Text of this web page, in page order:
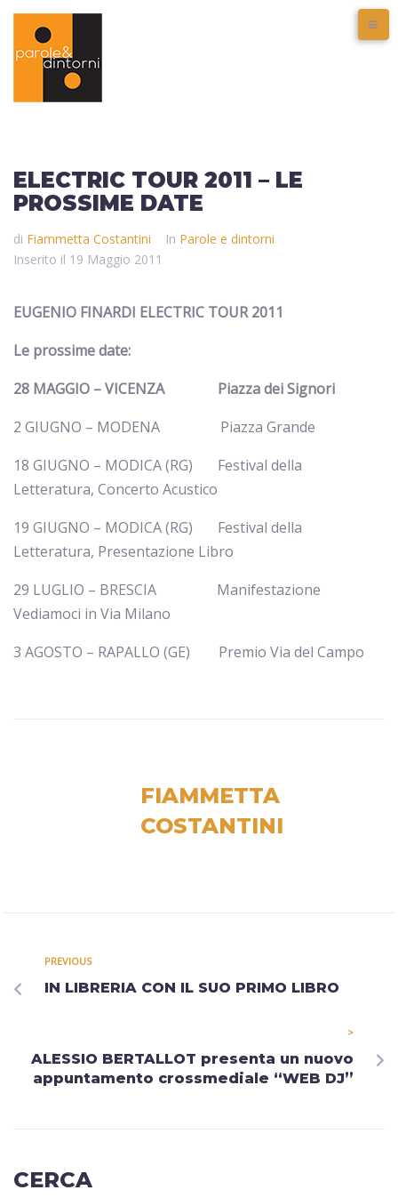
ELECTRIC TOUR 2011 – LE
PROSSIME DATE
di Fiammetta Costantini In Parole e dintorni
Inserito il 19 Maggio 2011
EUGENIO FINARDI ELECTRIC TOUR 2011
Le prossime date:
28 MAGGIO –VICENZA
Piazza dei Signori
2 GIUGNO – MODENA
Piazza Grande
18 GIUGNO – MODICA (RG)
Festival della
Letteratura, Concerto Acustico
19 GIUGNO – MODICA (RG)
Festival della
Letteratura, Presentazione Libro
29 LUGLIO – BRESCIA
Manifestazione
Vediamoci in Via Milano
3 AGOSTO – RAPALLO (GE) Premio Via del Campo
FIAMMETTA
COSTANTINI
PREVIOUS
IN LIBRERIA CON IL SUO PRIMO LIBRO
>
ALESSIO BERTALLOT presenta un nuovo
appuntamento crossmediale “WEB DJ”
CERCA